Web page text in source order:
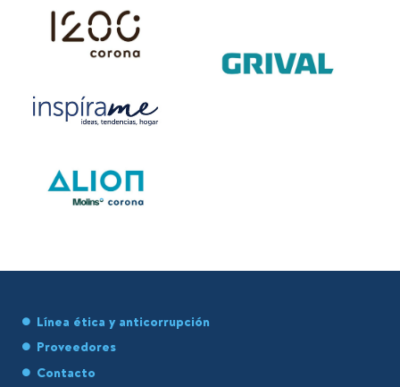
Línea ética y anticorrupción
Proveedores
Contacto